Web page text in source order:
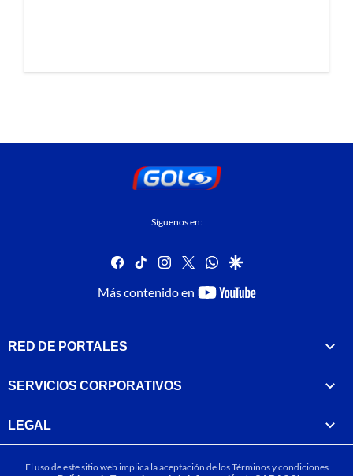
Síguenos en:
facebook
tiktok instagram
twitterwhatsapp
google
Más contenido en
youtube-
RED DE PORTALES
SERVICIOS CORPORATIVOS
LEGAL
El uso de este sitio web implica la aceptación de losTérminos y condiciones